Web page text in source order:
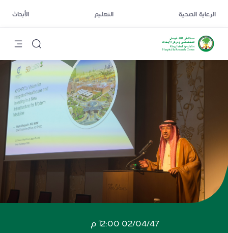
الرعاية الصحية التعليم الأبحاث
02/04/47 12:00 م